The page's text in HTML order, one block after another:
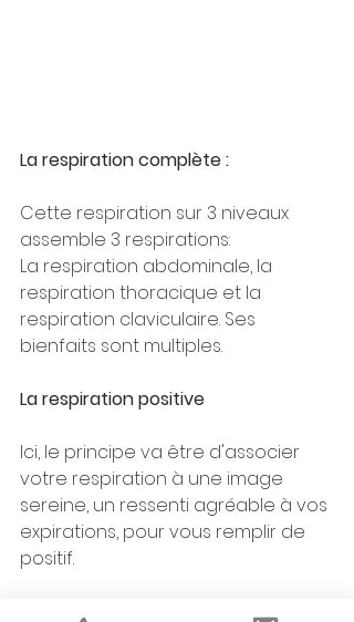
La respiration complète :
Cette respiration sur 3 niveaux
assemble 3 respirations:
La respiration abdominale, la
respiration thoracique et la
respiration claviculaire. Ses
bienfaits sont multiples.
La respiration positive
Ici, le principe va être d'associer
votre respiration à une image
sereine, un ressenti agréable à vos
expirations, pour vous remplir de
positif.